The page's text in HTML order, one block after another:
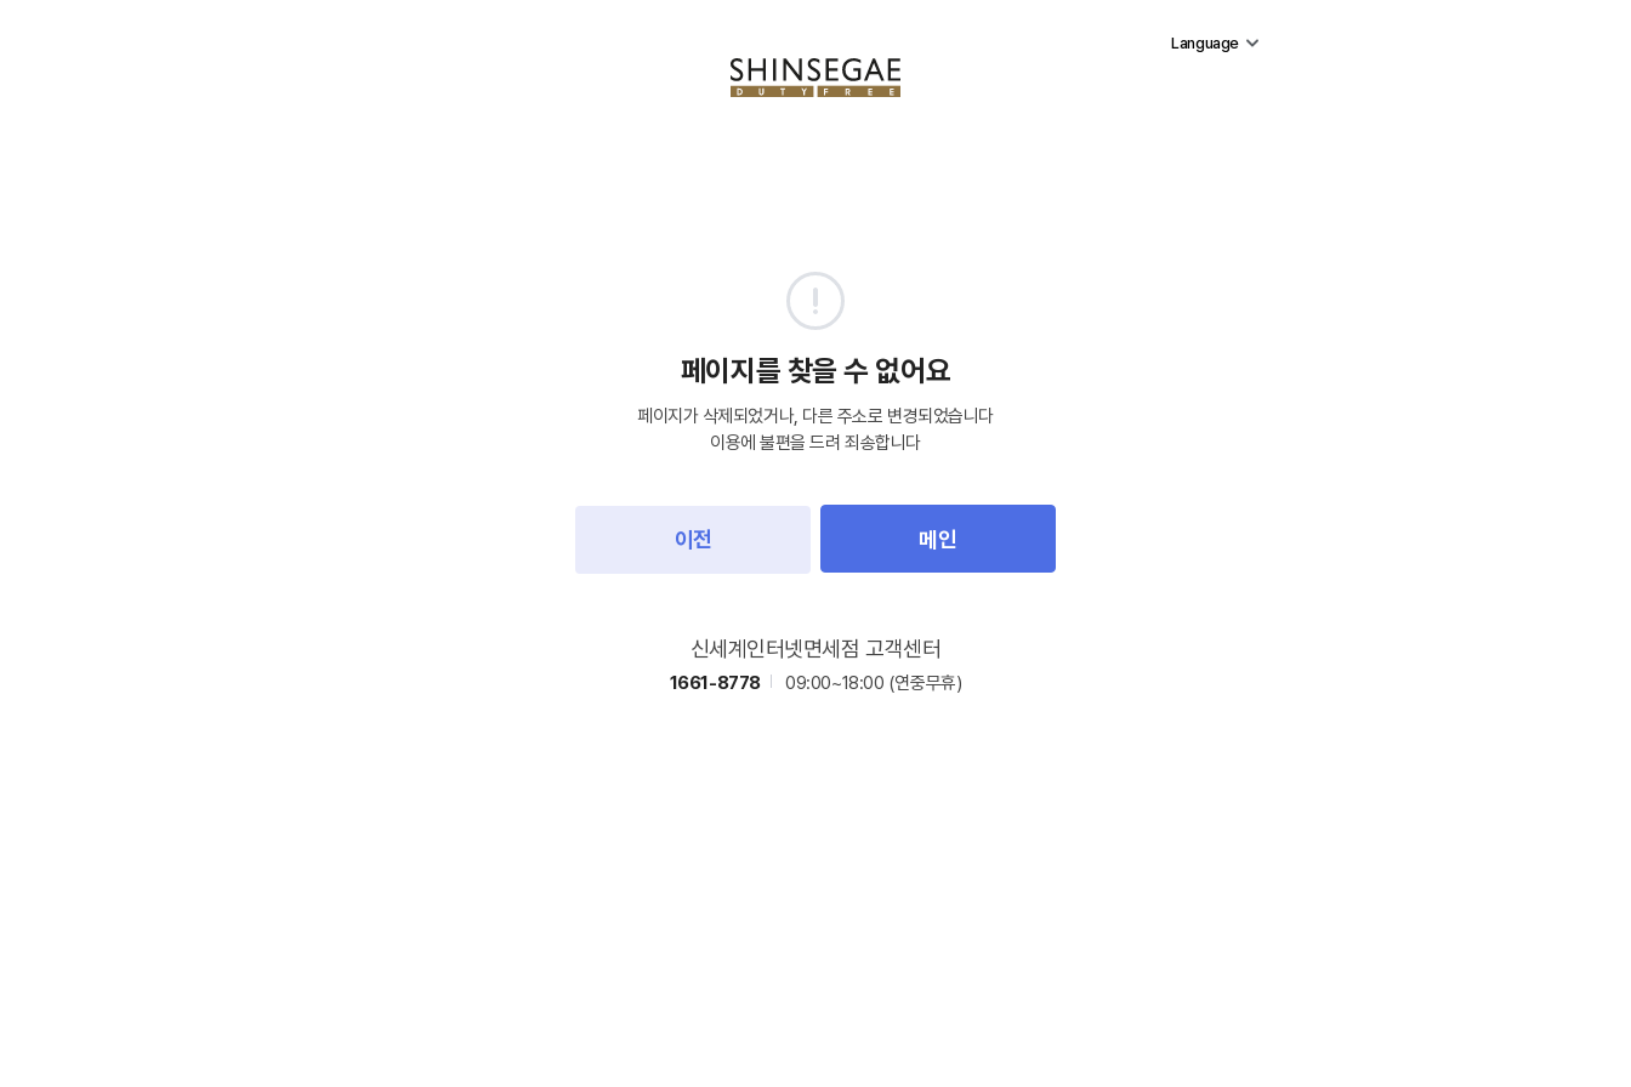
Language
페이지를 찾을 수 없어요
페이지가 삭제되었거나, 다른 주소로 변경되었습니다
이용에 불편을 드려 죄송합니다
이전 메인
신세계인터넷면세점 고객센터
1661-8778 09:00~18:00 (연중무휴)